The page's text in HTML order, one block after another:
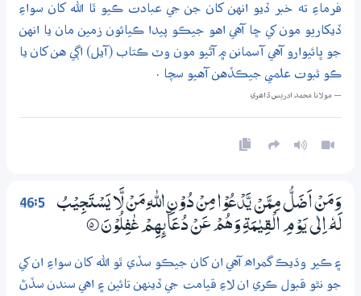
فرماءِ ته خبر ڏيو انهن کان جن جي عبادت ڪيو ٿا الله کان سواءِ
ڏيکاريو مون کي ڇا آهي اهو جيڪو پيدا ڪيائون زمين مان يا انهن
جو ڀائيوارو آهي آسمانن ۾ آڻيو مون وٽ ڪتاب (آيل) اڳي هن کان يا
ڪو ثبوت علمي جيڪڏهن آهيو سچا .
— مولانا محمد ادريس ڏاھري
46:5
وَمَنْ اَضَلُّ مِـمَّنْ يَّدْعُوْا مِنْ دُوْنِ اللّٰهِ مَنْ لَّا يَسْتَجِيْبُ
لَهٗ ٓ اِلٰى يَوْمِ الْقِيٰمَةِ وَهُمْ عَنْ دُعَاۗىِٕهِمْ غٰفِلُوْنَ 5‏۝
۽ ڪير وڌيڪ گمراھ آهي ان کان جيڪو سڏي ٿو الله کان سواءِ ان کي
جو نٿو قبول ڪري ان لاءِ قيامت جي ڏينهن تائين ۽ اهي سندن سڏڻ